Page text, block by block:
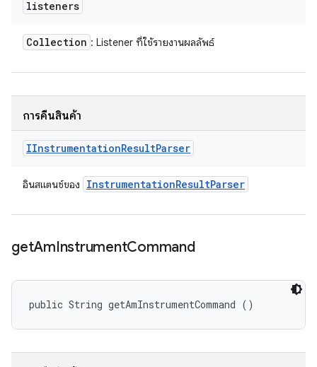
listeners
Collection : Listener ที่ใช้รายงานผลลัพธ์
การคืนสินค้า
IInstrumentationResultParser
อินสแตนซ์ของ InstrumentationResultParser
getAmInstrumentCommand
public String getAmInstrumentCommand ()